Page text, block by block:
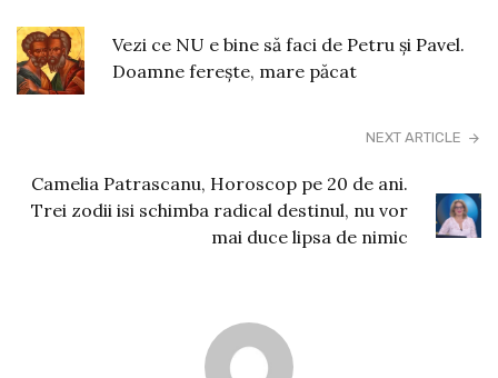
Vezi ce NU e bine să faci de Petru și Pavel.
Doamne ferește, mare păcat
NEXT ARTICLE
Camelia Patrascanu, Horoscop pe 20 de ani.
Trei zodii isi schimba radical destinul, nu vor
mai duce lipsa de nimic